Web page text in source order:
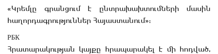
«Կրեմլը գրանցում է ընտրախախտումների մասին
հաղորդագրություններ Հայաստանում»:
РБК
Հրատարակության կայքը հրապարակել է մի հոդված,